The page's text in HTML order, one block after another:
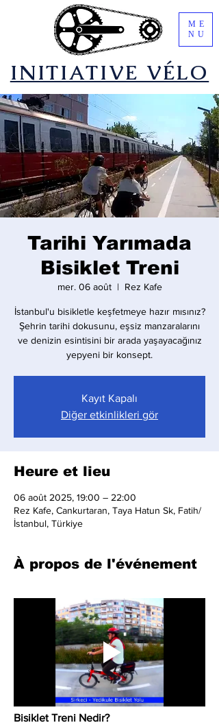
​INITIATIVE VÉLO
ME
NU
Tarihi Yarımada
Bisiklet Treni
mer. 06 août
  |
Rez Kafe
İstanbul'u bisikletle keşfetmeye hazır mısınız?
Şehrin tarihi dokusunu, eşsiz manzaralarını
ve denizin esintisini bir arada yaşayacağınız
yepyeni bir konsept.
Kayıt Kapalı
Diğer etkinlikleri gör
Heure et lieu
06 août 2025, 19:00 – 22:00
Rez Kafe, Cankurtaran, Taya Hatun Sk, Fatih/
İstanbul, Türkiye
À propos de l'événement
Bisiklet Treni Nedir?